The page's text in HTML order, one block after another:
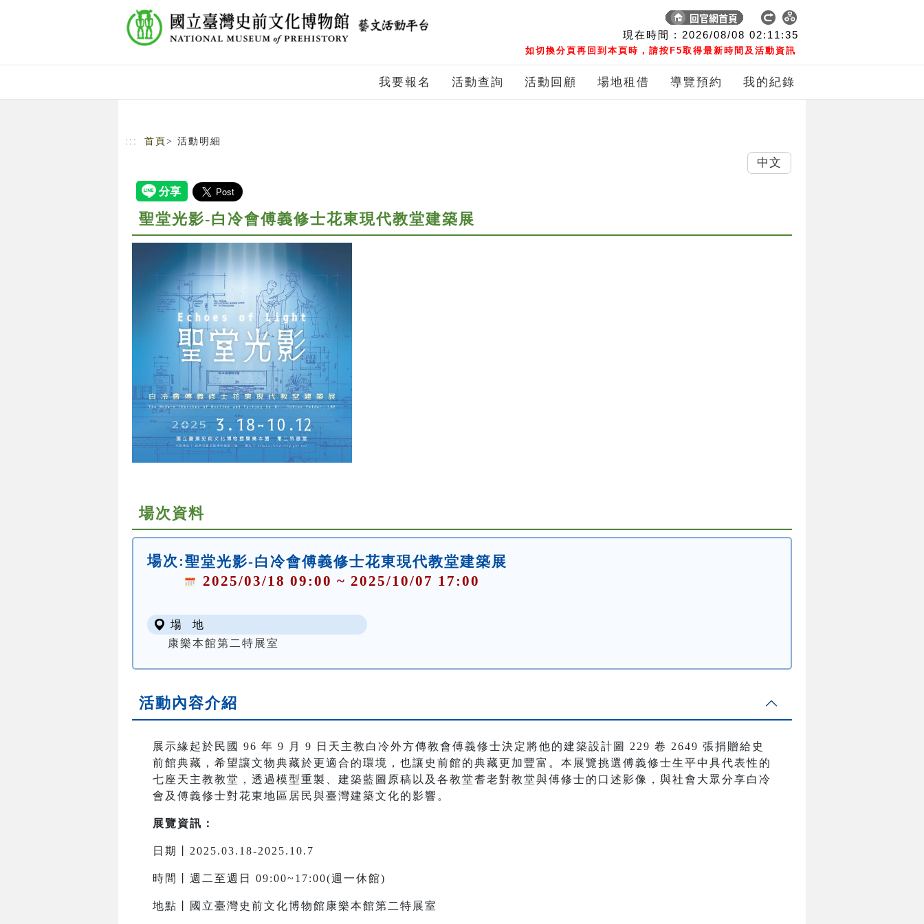
現在時間 : 2026/08/08 02:11:35
如切換分頁再回到本頁時，請按F5取得最新時間及活動資訊
我要報名 活動查詢 活動回顧 場地租借 導覽預約 我的紀錄
::: 首頁 > 活動明細
聖堂光影-白冷會傅義修士花東現代教堂建築展
場次資料
場次:聖堂光影-白冷會傅義修士花東現代教堂建築展
2025/03/18 09:00 ~ 2025/10/07 17:00
場 地
康樂本館第二特展室
活動內容介紹
展示緣起於民國 96 年 9 月 9 日天主教白冷外方傳教會傅義修士決定將他的建築設計圖 229 卷 2649 張捐贈給史
前館典藏，希望讓文物典藏於更適合的環境，也讓史前館的典藏更加豐富。本展覽挑選傅義修士生平中具代表性的
七座天主教教堂，透過模型重製、建築藍圖原稿以及各教堂耆老對教堂與傅修士的口述影像，與社會大眾分享白冷
會及傅義修士對花東地區居民與臺灣建築文化的影響。
展覽資訊：
日期丨2025.03.18-2025.10.7
時間丨週二至週日 09:00~17:00(週一休館)
地點丨國立臺灣史前文化博物館康樂本館第二特展室